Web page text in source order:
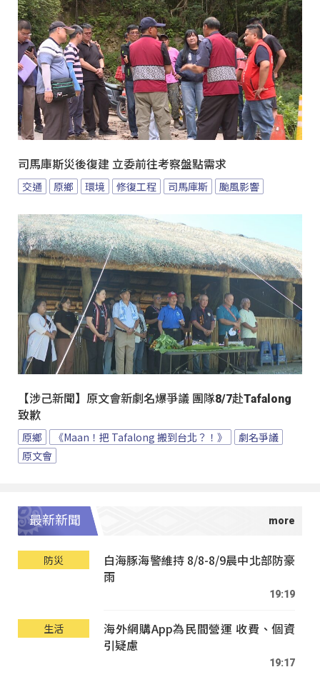
司馬庫斯災後復建 立委前往考察盤點需求
交通 原鄉 環境 修復工程 司馬庫斯 颱風影響
【涉己新聞】原文會新劇名爆爭議 團隊8/7赴Tafalong
致歉
原鄉 《Maan！把 Tafalong 搬到台北？！》
劇名爭議
原文會
最新新聞
防災
白海豚海警維持 8/8-8/9晨中北部防豪
雨
19:19
生活
海外網購App為民間營運 收費、個資
引疑慮
19:17